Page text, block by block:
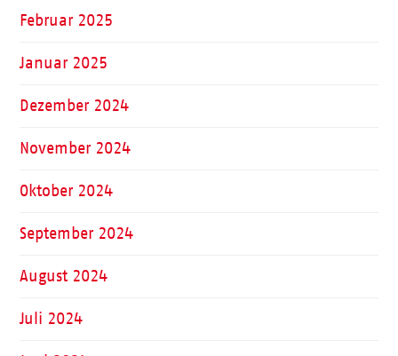
Februar 2025
Januar 2025
Dezember 2024
November 2024
Oktober 2024
September 2024
August 2024
Juli 2024